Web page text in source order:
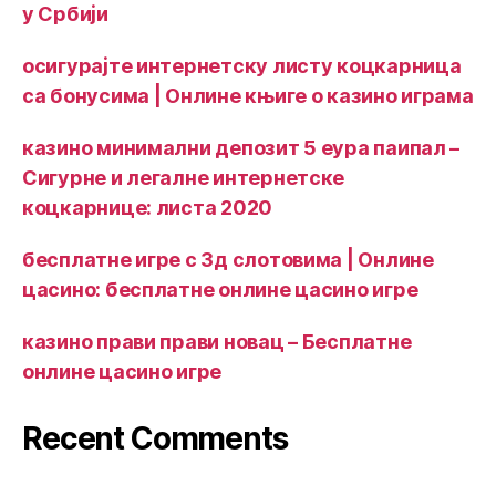
у Србији
осигурајте интернетску листу коцкарница
са бонусима | Онлине књиге о казино играма
казино минимални депозит 5 еура паипал –
Сигурне и легалне интернетске
коцкарнице: листа 2020
бесплатне игре с 3д слотовима | Онлине
цасино: бесплатне онлине цасино игре
казино прави прави новац – Бесплатне
онлине цасино игре
Recent Comments